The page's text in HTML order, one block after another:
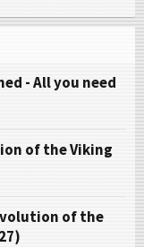
- All you need
of the Viking
of the